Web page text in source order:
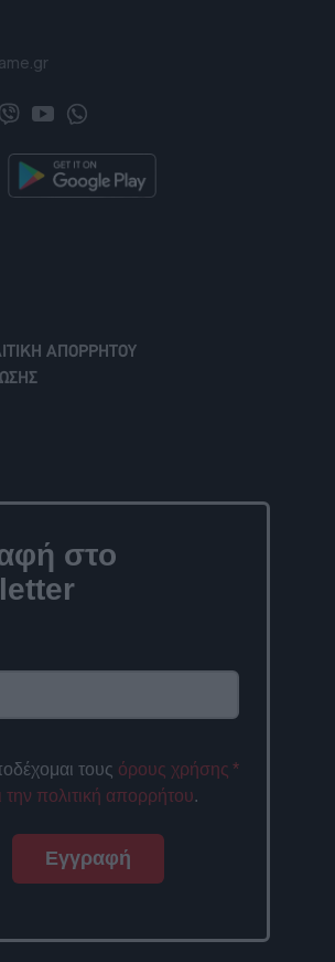
ΑΠΟΡΡΗΤΟΥ
στο
τους όρους χρήσης
την πολιτική απορρήτου.
*
Εγγραφή